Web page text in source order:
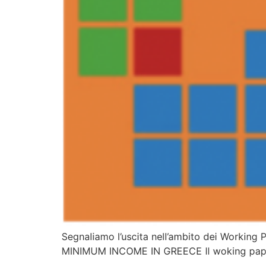
Segnaliamo l’uscita nell’ambito dei Working
MINIMUM INCOME IN GREECE Il woking